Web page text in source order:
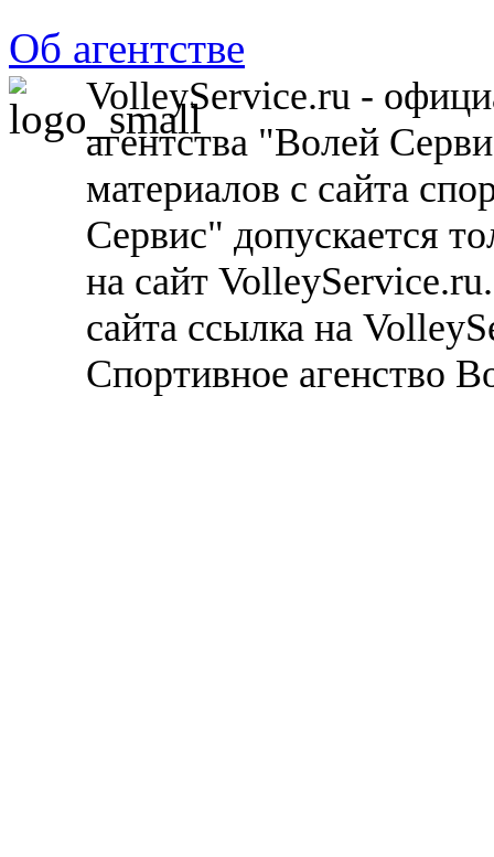
Об агентстве
VolleyService.ru -
агентства "Волей
материалов с сайта
Сервис" допускается
на сайт
сайта ссылка на
Спортивное агенство